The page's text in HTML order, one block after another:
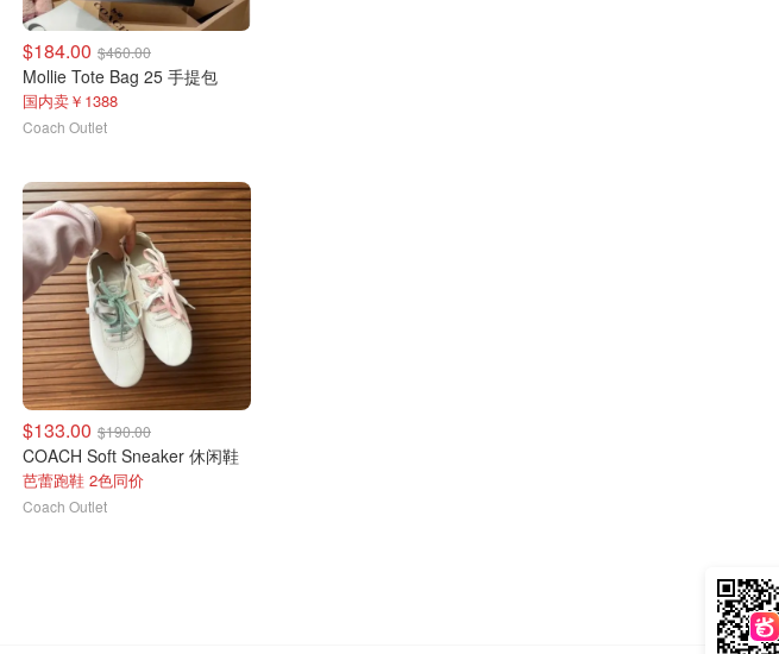
$184.00 $460.00
Mollie Tote Bag 25 手提包
国内卖￥1388
Coach Outlet
$133.00 $190.00
COACH Soft Sneaker 休闲鞋
芭蕾跑鞋 2色同价
Coach Outlet